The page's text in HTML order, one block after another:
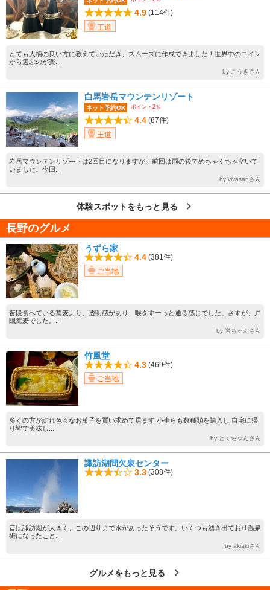
4.9 (114件)
王道
とても人柄の良い方に教えていただき、スムーズに作成できました！世界中のコイン
から選ぶのが楽...
by こうきさん
白馬岩岳マウンテンリゾート
ネット予約OK ポイント2％
4.4 (87件)
王道
岩岳マウンテンリゾ―トは2回目になりますが、前回は雨の後でめちゃくちゃ空いて
いました。今回...
by vivasanさん
体験スポットをもっと見る
長野のグルメ
うずら家
4.4 (381件)
ご当地
普段食べている蕎麦より、透明感があり、喉をすーっと通る感じでした。さすが、戸
隠蕎麦でした。...
by 岩ちゃんさん
竹風堂
4.3 (469件)
ご当地
多くの方が訪れ色々なお菓子を買い求めて居ます 小生らも数種類を購入し 自宅に帰
り皆で美味し...
by とくちゃんさん
諏訪湖間欠泉センター
3.3 (308件)
昔は諏訪湖が大きく、この辺りまで水があったそうです。いくつも湧き出ており温泉
街になったこと...
by akiakiさん
グルメをもっと見る